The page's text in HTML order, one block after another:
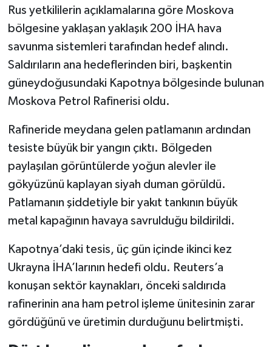
Rus yetkililerin açıklamalarına göre Moskova
bölgesine yaklaşan yaklaşık 200 İHA hava
savunma sistemleri tarafından hedef alındı.
Saldırıların ana hedeflerinden biri, başkentin
güneydoğusundaki Kapotnya bölgesinde bulunan
Moskova Petrol Rafinerisi oldu.
Rafineride meydana gelen patlamanın ardından
tesiste büyük bir yangın çıktı. Bölgeden
paylaşılan görüntülerde yoğun alevler ile
gökyüzünü kaplayan siyah duman görüldü.
Patlamanın şiddetiyle bir yakıt tankının büyük
metal kapağının havaya savrulduğu bildirildi.
Kapotnya’daki tesis, üç gün içinde ikinci kez
Ukrayna İHA’larının hedefi oldu. Reuters’a
konuşan sektör kaynakları, önceki saldırıda
rafinerinin ana ham petrol işleme ünitesinin zarar
gördüğünü ve üretimin durduğunu belirtmişti.